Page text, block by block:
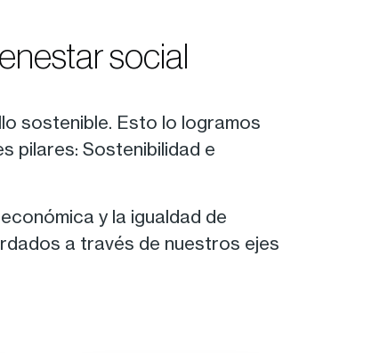
social
sostenible. Esto lo logramos
pilares: Sostenibilidad e
y la igualdad de
a través de nuestros ejes